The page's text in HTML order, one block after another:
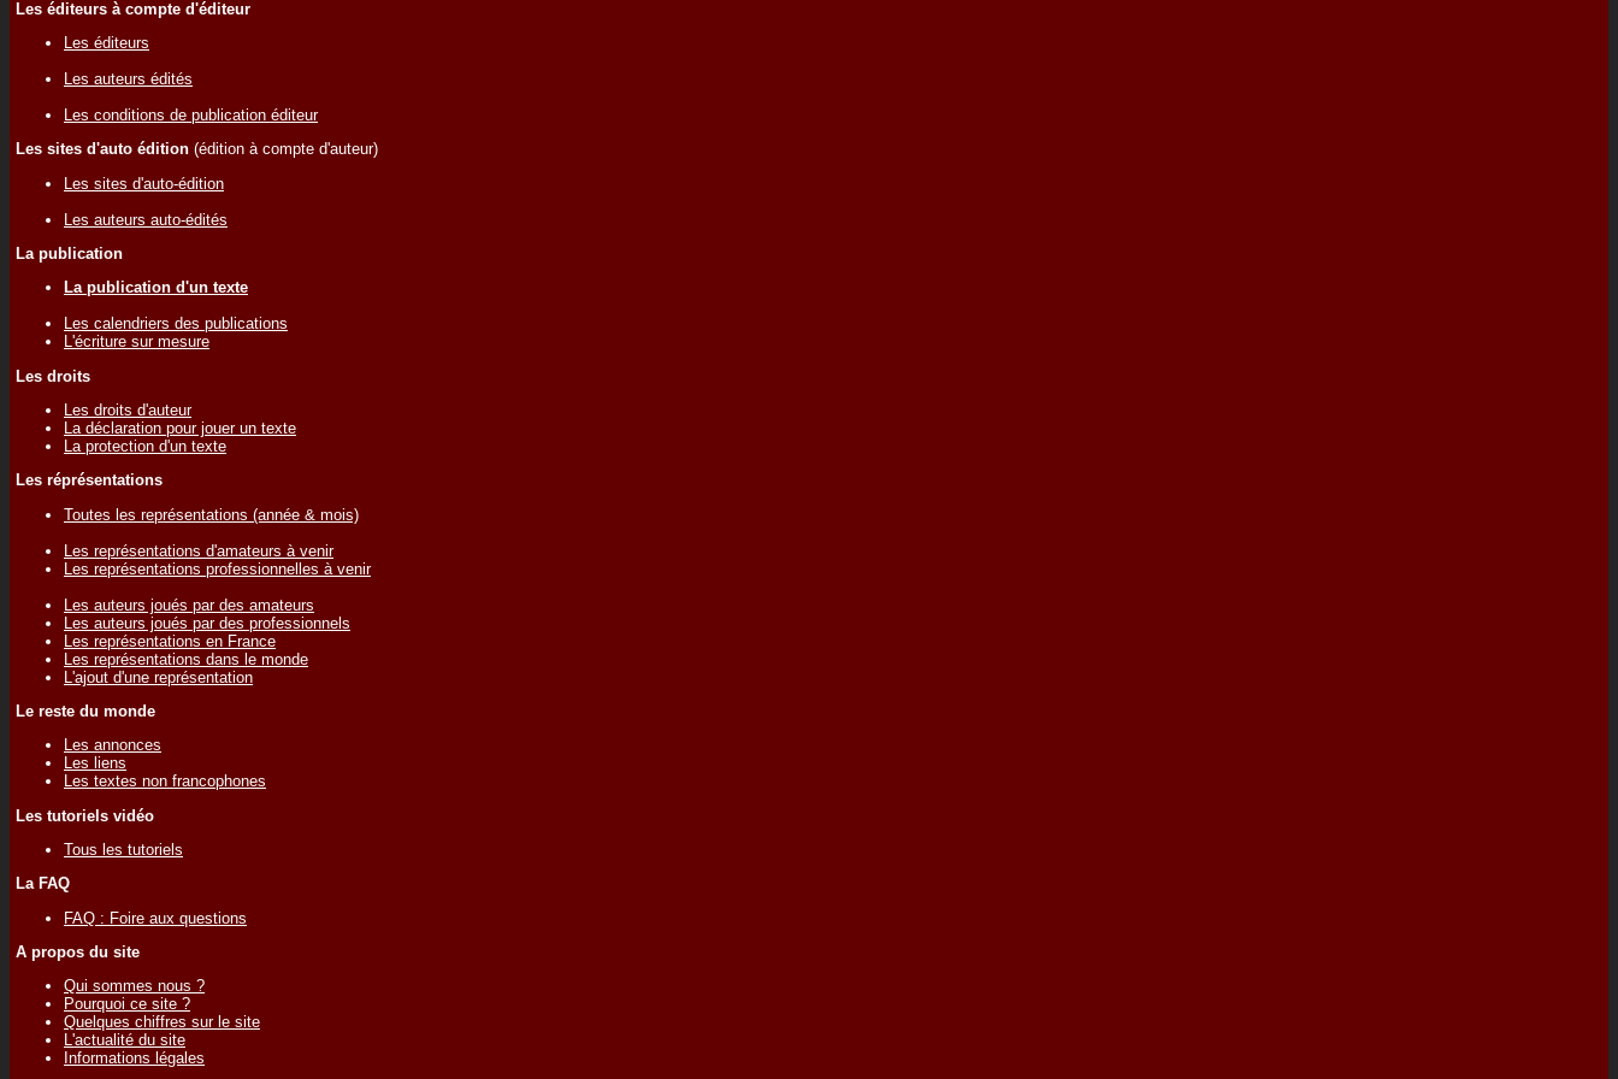
Les éditeurs à compte d'éditeur
Les éditeurs
Les auteurs édités
Les conditions de publication éditeur
Les sites d'auto édition (édition à compte d'auteur)
Les sites d'auto-édition
Les auteurs auto-édités
La publication
La publication d'un texte
Les calendriers des publications
L'écriture sur mesure
Les droits
Les droits d'auteur
La déclaration pour jouer un texte
La protection d'un texte
Les réprésentations
Toutes les représentations (année & mois)
Les représentations d'amateurs à venir
Les représentations professionnelles à venir
Les auteurs joués par des amateurs
Les auteurs joués par des professionnels
Les représentations en France
Les représentations dans le monde
L'ajout d'une représentation
Le reste du monde
Les annonces
Les liens
Les textes non francophones
Les tutoriels vidéo
Tous les tutoriels
La FAQ
FAQ : Foire aux questions
A propos du site
Qui sommes nous ?
Pourquoi ce site ?
Quelques chiffres sur le site
L'actualité du site
Informations légales